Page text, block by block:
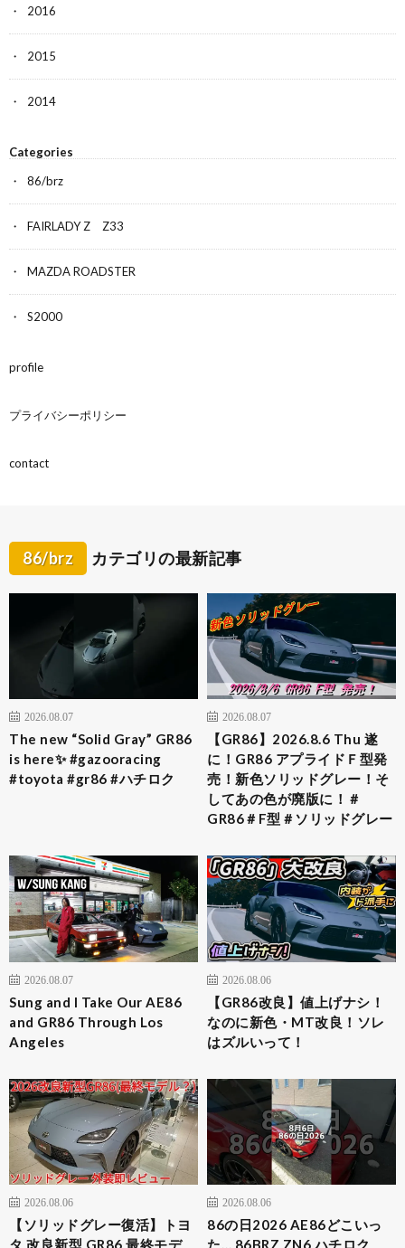
2016
2015
2014
Categories
86/brz
FAIRLADY Z Z33
MAZDA ROADSTER
S2000
profile
プライバシーポリシー
contact
86/brz カテゴリの最新記事
2026.08.07
The new “Solid Gray” GR86
is here✨ #gazooracing
#toyota #gr86 #ハチロク
2026.08.07
【GR86】2026.8.6 Thu 遂
に！GR86 アプライドＦ型発
売！新色ソリッドグレー！そ
してあの色が廃版に！＃
GR86＃F型＃ソリッドグレー
2026.08.07
Sung and I Take Our AE86
and GR86 Through Los
Angeles
2026.08.06
【GR86改良】値上げナシ！
なのに新色・MT改良！ソレ
はズルいって！
2026.08.06
【ソリッドグレー復活】トヨ
2026.08.06
86の日2026 AE86どこいっ